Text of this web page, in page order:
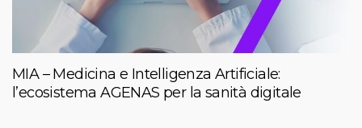
MIA – Medicina e Intelligenza Artificiale:
l’ecosistema AGENAS per la sanità digitale